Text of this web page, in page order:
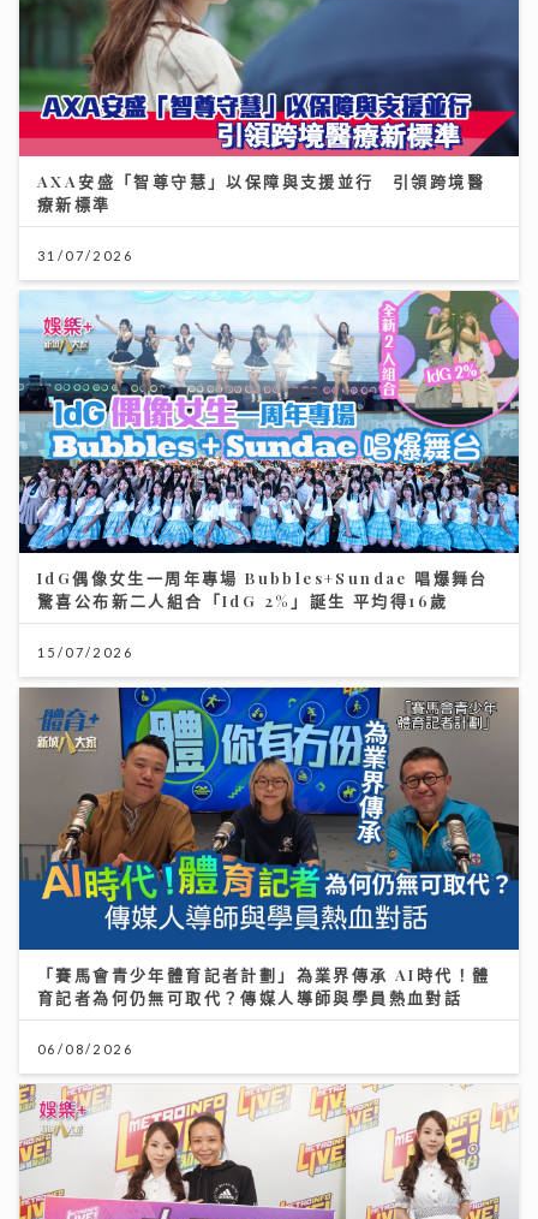
AXA安盛「智尊守慧」以保障與支援並行 引領跨境醫
療新標準
31/07/2026
IdG偶像女生一周年專場 Bubbles+Sundae 唱爆舞台
驚喜公布新二人組合「IdG 2%」誕生 平均得16歲
15/07/2026
「賽馬會青少年體育記者計劃」為業界傳承 AI時代！體
育記者為何仍無可取代？傳媒人導師與學員熱血對話
06/08/2026